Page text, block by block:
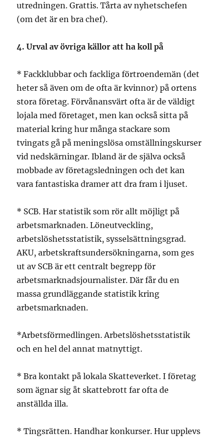
utredningen. Grattis. Tårta av nyhetschefen
(om det är en bra chef).
4. Urval av övriga källor att ha koll på
* Fackklubbar och fackliga förtroendemän (det
heter så även om de ofta är kvinnor) på ortens
stora företag. Förvånansvärt ofta är de väldigt
lojala med företaget, men kan också sitta på
material kring hur många stackare som
tvingats gå på meningslösa omställningskurser
vid nedskärningar. Ibland är de själva också
mobbade av företagsledningen och det kan
vara fantastiska dramer att dra fram i ljuset.
* SCB. Har statistik som rör allt möjligt på
arbetsmarknaden. Löneutveckling,
arbetslöshetsstatistik, sysselsättningsgrad.
AKU, arbetskraftsundersökningarna, som ges
ut av SCB är ett centralt begrepp för
arbetsmarknadsjournalister. Där får du en
massa grundläggande statistik kring
arbetsmarknaden.
*Arbetsförmedlingen. Arbetslöshetsstatistik
och en hel del annat matnyttigt.
* Bra kontakt på lokala Skatteverket. I företag
som ägnar sig åt skattebrott far ofta de
anställda illa.
* Tingsrätten. Handhar konkurser. Hur upplevs